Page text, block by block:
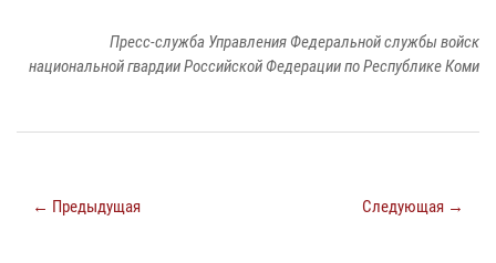
Пресс-служба Управления Федеральной службы войск
национальной гвардии Российской Федерации по Республике Коми
← Предыдущая Следующая →